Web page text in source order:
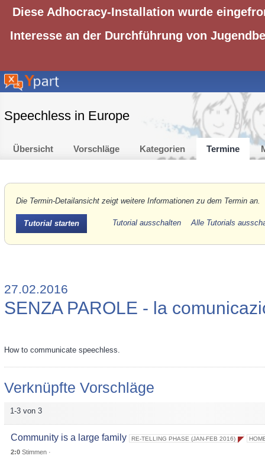
Diese Adhocracy-Installation wurde
Interesse an der Durchführung von
Speechless in Europe
Übersicht Vorschläge Kategorien Termine
Die Termin-Detailansicht zeigt weitere Informationen zu dem Termin an.
Tutorial starten Tutorial ausschalten Alle Tutorials
27.02.2016
SENZA PAROLE - la
How to communicate speechless.
Verknüpfte Vorschläge
1-3 von 3
Community is a large family RE-TELLING PHASE (JAN-FEB 2016)
2:0Stimmen ·